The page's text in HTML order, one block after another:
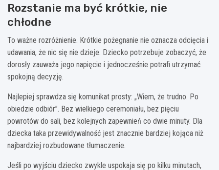
Rozstanie ma być krótkie, nie
chłodne
To ważne rozróżnienie. Krótkie pożegnanie nie oznacza odcięcia i
udawania, że nic się nie dzieje. Dziecko potrzebuje zobaczyć, że
dorosły zauważa jego napięcie i jednocześnie potrafi utrzymać
spokojną decyzję.
Najlepiej sprawdza się komunikat prosty: „Wiem, że trudno. Po
obiedzie odbiór”. Bez wielkiego ceremoniału, bez pięciu
powrotów do sali, bez kolejnych zapewnień co dwie minuty. Dla
dziecka taka przewidywalność jest znacznie bardziej kojąca niż
najbardziej rozbudowane tłumaczenie.
Jeśli po wyjściu dziecko zwykle uspokaja się po kilku minutach,